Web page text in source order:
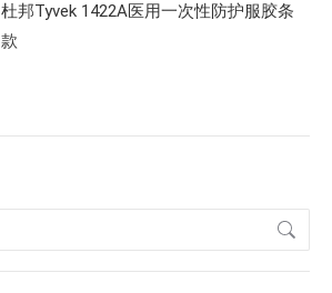
杜邦Tyvek 1422A医用一次性防护服胶条
款